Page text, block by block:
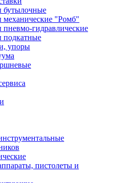
"Ромб"
гидравлические
упоры
пистолеты и